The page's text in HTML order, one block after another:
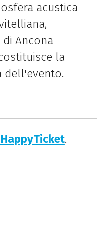
acustica
Ancona
la
dell'evento.
.